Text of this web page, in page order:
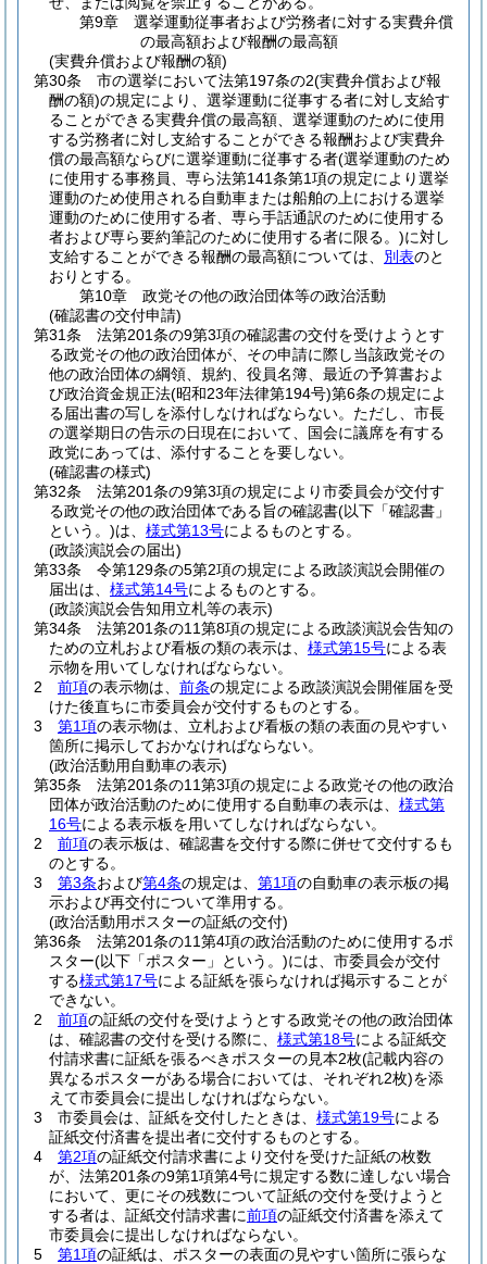
第9章
選挙運動従事者および労務者に対する実費弁償
の最高額および報酬の最高額
(実費弁償および報酬の額)
第30条
市の選挙において法第197条の2(実費弁償および報
酬の額)の規定により、選挙運動に従事する者に対し支給す
ることができる実費弁償の最高額、選挙運動のために使用
する労務者に対し支給することができる報酬および実費弁
償の最高額ならびに選挙運動に従事する者(選挙運動のため
に使用する事務員、専ら法第141条第1項の規定により選挙
運動のため使用される自動車または船舶の上における選挙
運動のために使用する者、専ら手話通訳のために使用する
者および専ら要約筆記のために使用する者に限る。)に対し
支給することができる報酬の最高額については、 別表のと
おりとする。
第10章
政党その他の政治団体等の政治活動
(確認書の交付申請)
第31条
法第201条の9第3項の確認書の交付を受けようとす
る政党その他の政治団体が、その申請に際し当該政党その
他の政治団体の綱領、規約、役員名簿、最近の予算書およ
び政治資金規正法(昭和23年法律第194号)第6条の規定によ
る届出書の写しを添付しなければならない。 ただし、市長
の選挙期日の告示の日現在において、国会に議席を有する
政党にあっては、添付することを要しない。
(確認書の様式)
第32条
法第201条の9第3項の規定により市委員会が交付す
る政党その他の政治団体である旨の確認書(以下「確認書」
という。)は、 様式第13号によるものとする。
(政談演説会の届出)
第33条
令第129条の5第2項の規定による政談演説会開催の
届出は、 様式第14号によるものとする。
(政談演説会告知用立札等の表示)
第34条
法第201条の11第8項の規定による政談演説会告知の
ための立札および看板の類の表示は、 様式第15号による表
示物を用いてしなければならない。
2
前項の表示物は、 前条の規定による政談演説会開催届を受
けた後直ちに市委員会が交付するものとする。
3
第1項の表示物は、立札および看板の類の表面の見やすい
箇所に掲示しておかなければならない。
(政治活動用自動車の表示)
第35条
法第201条の11第3項の規定による政党その他の政治
団体が政治活動のために使用する自動車の表示は、 様式第
16号による表示板を用いてしなければならない。
2
前項の表示板は、確認書を交付する際に併せて交付するも
のとする。
3
第3条および第4条の規定は、 第1項の自動車の表示板の掲
示および再交付について準用する。
(政治活動用ポスターの証紙の交付)
第36条
法第201条の11第4項の政治活動のために使用するポ
スター(以下「ポスター」という。)には、市委員会が交付
する様式第17号による証紙を張らなければ掲示することが
できない。
2
前項の証紙の交付を受けようとする政党その他の政治団体
は、確認書の交付を受ける際に、 様式第18号による証紙交
付請求書に証紙を張るべきポスターの見本2枚(記載内容の
異なるポスターがある場合においては、それぞれ2枚)を添
えて市委員会に提出しなければならない。
3
市委員会は、証紙を交付したときは、 様式第19号による
証紙交付済書を提出者に交付するものとする。
4
第2項の証紙交付請求書により交付を受けた証紙の枚数
が、法第201条の9第1項第4号に規定する数に達しない場合
において、更にその残数について証紙の交付を受けようと
する者は、証紙交付請求書に前項の証紙交付済書を添えて
市委員会に提出しなければならない。
5
第1項の証紙は、ポスターの表面の見やすい箇所に張らな